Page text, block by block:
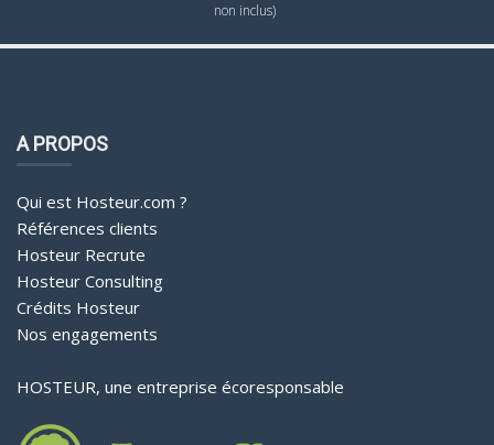
non inclus)
A PROPOS
Qui est Hosteur.com ?
Références clients
Hosteur Recrute
Hosteur Consulting
Crédits Hosteur
Nos engagements
HOSTEUR, une entreprise écoresponsable